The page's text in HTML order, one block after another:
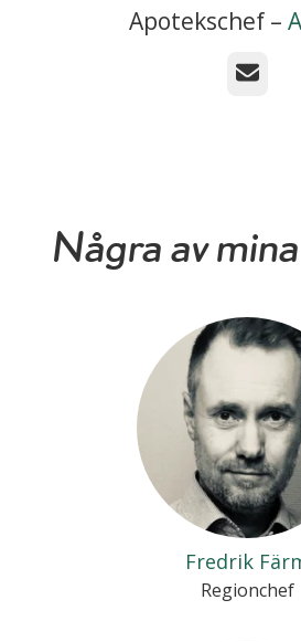
Apotekschef –
E-post
Några av
Fredrik
Regionchef